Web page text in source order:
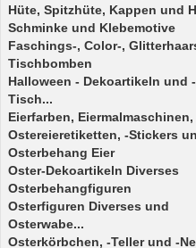
Hüte, Spitzhüte, Kappen und
Schminke und Klebemotive
Faschings-, Color-,
Tischbomben
Halloween - Dekoartikeln und -
Tisch...
Eierfarben, Eiermalmaschinen,
Ostereieretiketten, -Stickers
Osterbehang Eier
Oster-Dekoartikeln Diverses
Osterbehangfiguren
Osterfiguren Diverses und
Osterwabe...
Osterkörbchen, -Teller und -